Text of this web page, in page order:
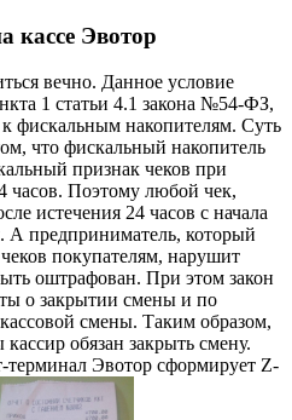
кассе Эвотор
вечно. Данное условие
1 статьи 4.1 закона №54-ФЗ,
фискальным накопителям. Суть
что фискальный накопитель
признак чеков при
часов. Поэтому любой чек,
истечения 24 часов с начала
А предприниматель, который
покупателям, нарушит
оштрафован. При этом закон
о закрытии смены и по
смены. Таким образом,
обязан закрыть смену.
терминал Эвотор сформирует Z-